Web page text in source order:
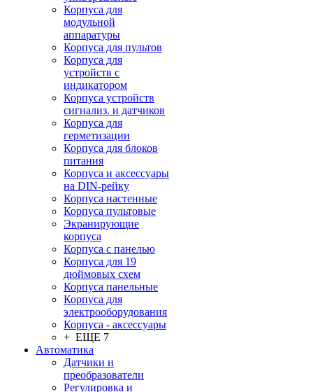
Корпуса для
модульной
аппаратуры
Корпуса для пультов
Корпуса для
устройств с
индикатором
Корпуса устройств
сигнализ. и датчиков
Корпуса для
герметизации
Корпуса для блоков
питания
Корпуса и аксессуары
на DIN-рейку
Корпуса настенные
Корпуса пультовые
Экранирующие
корпуса
Корпуса с панелью
Корпуса для 19
дюймовых схем
Корпуса панельные
Корпуса для
электрооборудования
Корпуса - аксессуары
+ ЕЩЕ 7
Автоматика
Датчики и
преобразователи
Регулировка и